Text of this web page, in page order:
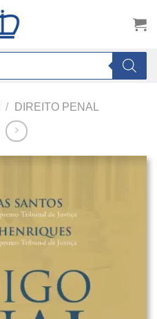
/ DIREITO PENAL